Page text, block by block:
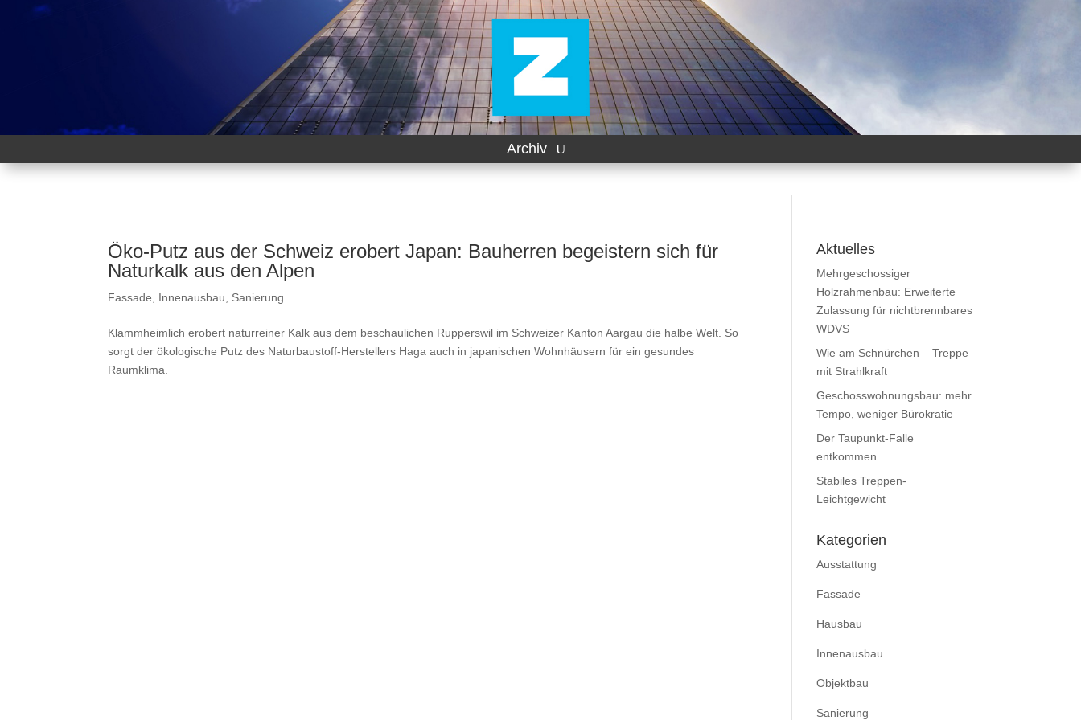
Archiv
Öko-Putz aus der Schweiz erobert Japan: Bauherren begeistern sich für
Naturkalk aus den Alpen
Fassade, Innenausbau, Sanierung
Klammheimlich erobert naturreiner Kalk aus dem beschaulichen Rupperswil im Schweizer Kanton Aargau die halbe Welt. So
sorgt der ökologische Putz des Naturbaustoff-Herstellers Haga auch in japanischen Wohnhäusern für ein gesundes
Raumklima.
Aktuelles
Mehrgeschossiger
Holzrahmenbau: Erweiterte
Zulassung für nichtbrennbares
WDVS
Wie am Schnürchen – Treppe
mit Strahlkraft
Geschosswohnungsbau: mehr
Tempo, weniger Bürokratie
Der Taupunkt-Falle
entkommen
Stabiles Treppen-
Leichtgewicht
Kategorien
Ausstattung
Fassade
Hausbau
Innenausbau
Objektbau
Sanierung